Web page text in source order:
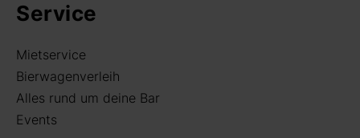
Service
Mietservice
Bierwagenverleih
Alles rund um deine Bar
Events